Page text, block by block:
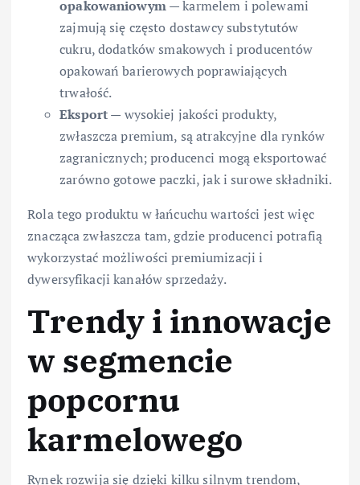
opakowaniowym— karmelem i polewami
zajmują się często dostawcy substytutów
cukru, dodatków smakowych i producentów
opakowań barierowych poprawiających
trwałość.
Eksport— wysokiej jakości produkty,
zwłaszcza premium, są atrakcyjne dla rynków
zagranicznych; producenci mogą eksportować
zarówno gotowe paczki, jak i surowe składniki.
Rola tego produktu w łańcuchu wartości jest więc
znacząca zwłaszcza tam, gdzie producenci potrafią
wykorzystać możliwości premiumizacji i
dywersyfikacji kanałów sprzedaży.
Trendy i innowacje
w segmencie
popcornu
karmelowego
Rynek rozwija się dzięki kilku silnym trendom,